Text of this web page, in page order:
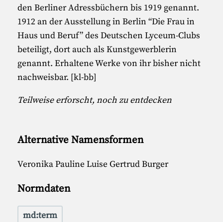
den Berliner Adressbüchern bis 1919 genannt.
1912 an der Ausstellung in Berlin “Die Frau in
Haus und Beruf” des Deutschen Lyceum-Clubs
beteiligt, dort auch als Kunstgewerblerin
genannt. Erhaltene Werke von ihr bisher nicht
nachweisbar. [kl-bb]
Teilweise erforscht, noch zu entdecken
Alternative Namensformen
Veronika Pauline Luise Gertrud Burger
Normdaten
md:term